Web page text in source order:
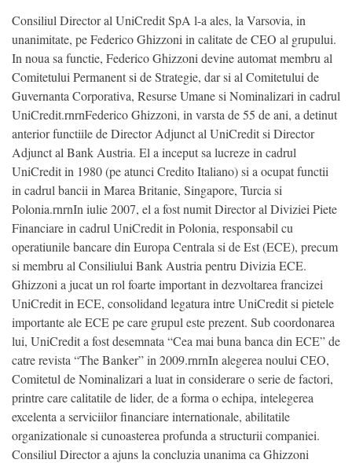
Consiliul Director al UniCredit SpA l-a ales, la Varsovia, in
unanimitate, pe Federico Ghizzoni in calitate de CEO al grupului.
In noua sa functie, Federico Ghizzoni devine automat membru al
Comitetului Permanent si de Strategie, dar si al Comitetului de
Guvernanta Corporativa, Resurse Umane si Nominalizari in cadrul
UniCredit.rnrnFederico Ghizzoni, in varsta de 55 de ani, a detinut
anterior functiile de Director Adjunct al UniCredit si Director
Adjunct al Bank Austria. El a inceput sa lucreze in cadrul
UniCredit in 1980 (pe atunci Credito Italiano) si a ocupat functii
in cadrul bancii in Marea Britanie, Singapore, Turcia si
Polonia.rnrnIn iulie 2007, el a fost numit Director al Diviziei Piete
Financiare in cadrul UniCredit in Polonia, responsabil cu
operatiunile bancare din Europa Centrala si de Est (ECE), precum
si membru al Consiliului Bank Austria pentru Divizia ECE.
Ghizzoni a jucat un rol foarte important in dezvoltarea francizei
UniCredit in ECE, consolidand legatura intre UniCredit si pietele
importante ale ECE pe care grupul este prezent. Sub coordonarea
lui, UniCredit a fost desemnata “Cea mai buna banca din ECE” de
catre revista “The Banker” in 2009.rnrnIn alegerea noului CEO,
Comitetul de Nominalizari a luat in considerare o serie de factori,
printre care calitatile de lider, de a forma o echipa, intelegerea
excelenta a serviciilor financiare internationale, abilitatile
organizationale si cunoasterea profunda a structurii companiei.
Consiliul Director a ajuns la concluzia unanima ca Ghizzoni